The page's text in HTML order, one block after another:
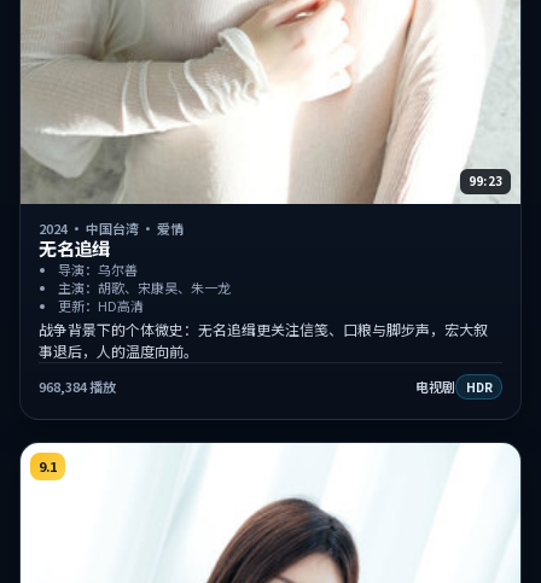
99:23
2024 ·中国台湾 ·爱情
无名追缉
导演：乌尔善
主演：胡歌、宋康昊、朱一龙
更新：HD高清
战争背景下的个体微史：无名追缉更关注信笺、口粮与脚步声，宏大叙
事退后，人的温度向前。
968,384播放 电视剧 HDR
9.1